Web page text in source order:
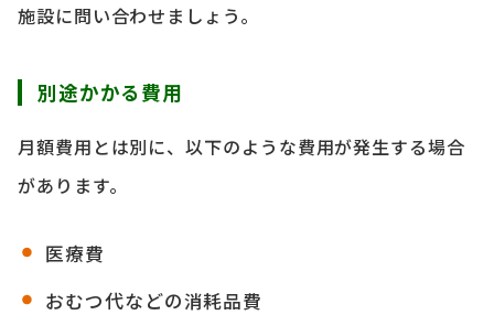
施設に問い合わせましょう。
別途かかる費用
月額費用とは別に、以下のような費用が発生する場合
があります。
医療費
おむつ代などの消耗品費